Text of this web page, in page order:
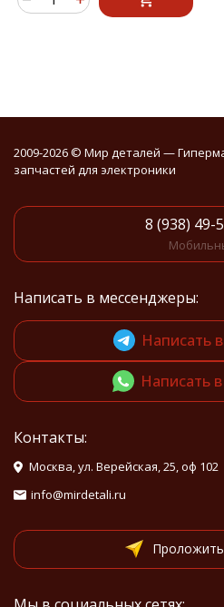
2009-2026 © Мир деталей —
запчастей для электроники
8 (938) 49-
Написать в мессенджеры:
Написать
Написать
Контакты:
Москва, ул. Верейская, 25, оф 102
info@mirdetali.ru